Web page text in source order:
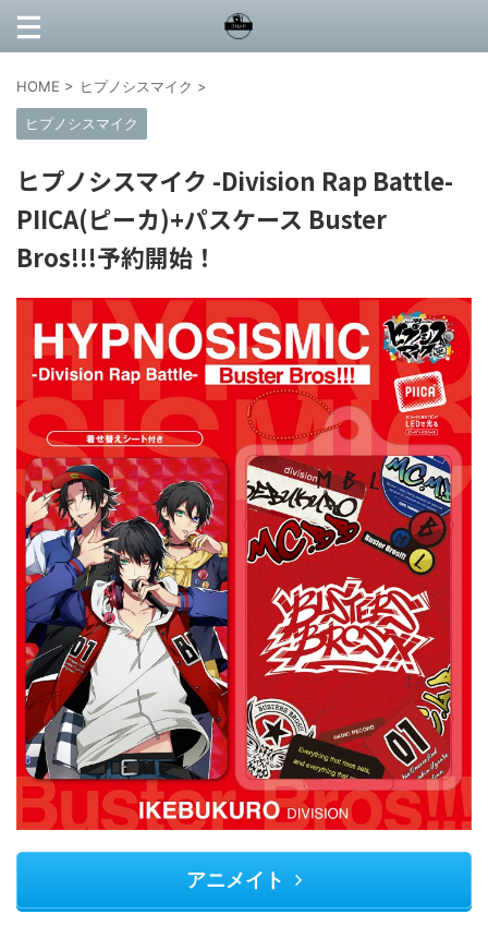
HOME > ヒプノシスマイク >
ヒプノシスマイク
ヒプノシスマイク -Division Rap Battle-
PIICA(ピーカ)+パスケース Buster
Bros!!!予約開始！
アニメイト